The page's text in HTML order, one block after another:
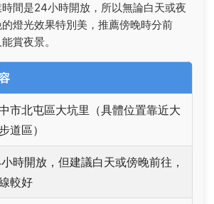
間是24小時開放，所以無論白天或夜
燈光效果特別美，推薦傍晚時分前
賞夜景。
市北屯區大坑里（具體位置靠近大
道區）
時開放，但建議白天或傍晚前往，
較好